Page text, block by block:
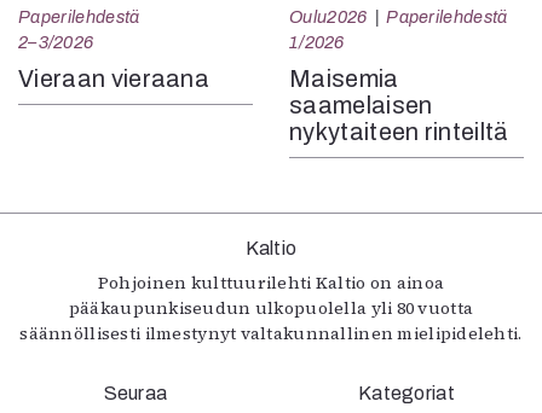
Paperilehdestä
2–3/2026
Vieraan vieraana
Oulu2026
Paperilehdestä
1/2026
Maisemia
saamelaisen
nykytaiteen rinteiltä
Kaltio
Pohjoinen kulttuurilehti Kaltio on ainoa
pääkaupunkiseudun ulkopuolella yli 80 vuotta
säännöllisesti ilmestynyt valtakunnallinen mielipidelehti.
Seuraa Kategoriat